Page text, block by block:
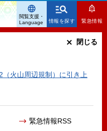
情報を探す 緊急情報
火山周辺規制）に引き上
緊急情報RSS
閉じる
閲覧支援・
Language